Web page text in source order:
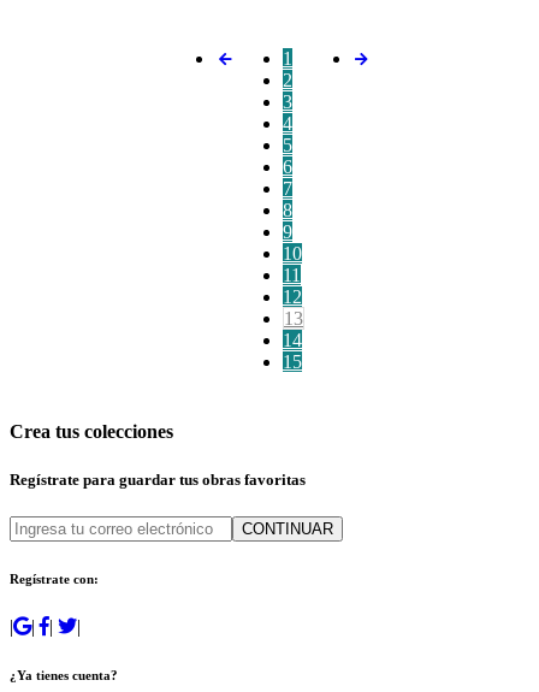
1
2
3
4
5
6
7
8
9
10
11
12
13
14
15
Crea tus colecciones
Regístrate para guardar tus obras favoritas
CONTINUAR
Regístrate con:
| | | |
¿Ya tienes cuenta?